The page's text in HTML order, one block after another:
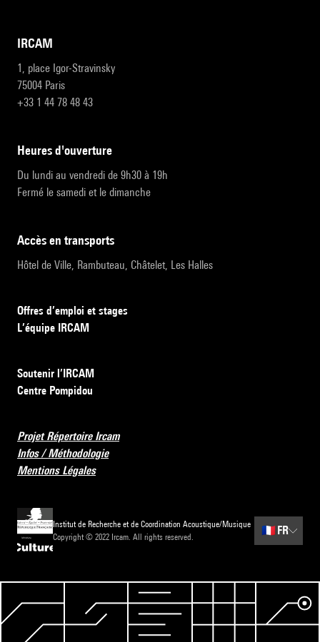
IRCAM
1, place Igor-Stravinsky
75004 Paris
+33 1 44 78 48 43
heures d'ouverture
Du lundi au vendredi de 9h30 à 19h
Fermé le samedi et le dimanche
accès en transports
Hôtel de Ville, Rambuteau, Châtelet, Les Halles
Offres d’emploi et stages
L’équipe IRCAM
Soutenir l’IRCAM
Centre Pompidou
Projet Répertoire Ircam
Infos / Méthodologie
Mentions Légales
Institut de Recherche et de Coordination Acoustique/Musique
Copyright © 2022 Ircam. All rights reserved.
🇫🇷 FR